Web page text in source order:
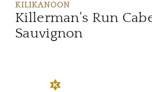
KILIKANOON
Killerman's Run
Sauvignon